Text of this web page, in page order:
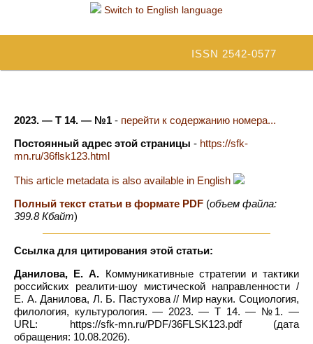
Switch to English language
ISSN 2542-0577
2023. — Т 14. — №1 - перейти к содержанию номера...
Постоянный адрес этой страницы - https://sfk-
mn.ru/36flsk123.html
This article metadata is also available in English
Полный текст статьи в формате PDF (объем файла:
399.8 Кбайт)
Ссылка для цитирования этой статьи:
Данилова, Е. А. Коммуникативные стратегии и тактики
российских реалити-шоу мистической направленности /
Е. А. Данилова, Л. Б. Пастухова // Мир науки. Социология,
филология, культурология. — 2023. — Т 14. — №1. —
URL: https://sfk-mn.ru/PDF/36FLSK123.pdf (дата
обращения: 10.08.2026).